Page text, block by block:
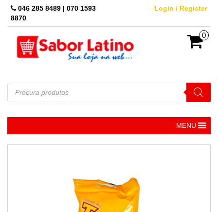
Skip
046 285 8489 | 070 1593
8870
Login / Register
0
Pesquisar
produtos
MENU